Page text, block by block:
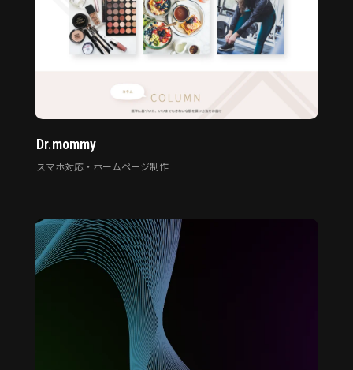
Dr.mommy
スマホ対応・ホームページ制作